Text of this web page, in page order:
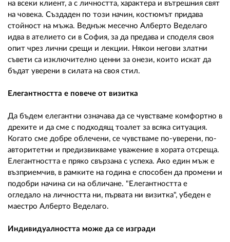
на всеки клиент, а с личността, характера и вътрешния свят
на човека. Създаден по този начин, костюмът придава
стойност на мъжа. Веднъж месечно Алберто Веделаго
идва в ателието си в София, за да предава и споделя своя
опит чрез лични срещи и лекции. Някои негови златни
съвети са изключително ценни за онези, които искат да
бъдат уверени в силата на своя стил.
Елегантността е повече от визитка
Да бъдем елегантни означава да се чувстваме комфортно в
дрехите и да сме с подходящ тоалет за всяка ситуация.
Когато сме добре облечени, се чувстваме по-уверени, по-
авторитетни и предизвикваме уважение в хората отсреща.
Елегантността е пряко свързана с успеха. Ако един мъж е
възприемчив, в рамките на година е способен да промени и
подобри начина си на обличане. "Елегантността е
огледало на личността ни, първата ни визитка", убеден е
маестро Алберто Веделаго.
Индивидуалността може да се изгради
ПОЛИТИКАТА ЗА
ПОВЕРИТЕЛНОСТ
02 975 20 35